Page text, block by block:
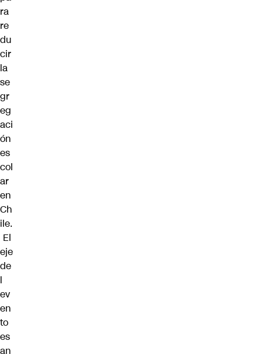
ra
re
du
cir
la
se
gr
eg
aci
ón
es
col
ar
en
Ch
ile.
El
eje
de
l
ev
en
to
es
an